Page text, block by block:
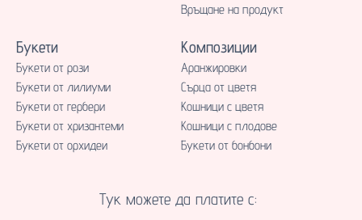
Връщане на продукт
Букети
Букети от рози
Букети от лилиуми
Букети от гербери
Букети от хризантеми
Букети от орхидеи
Композиции
Аранжировки
Сърца от цветя
Кошници с цветя
Кошници с плодове
Букети от бонбони
Тук можете да платите с: